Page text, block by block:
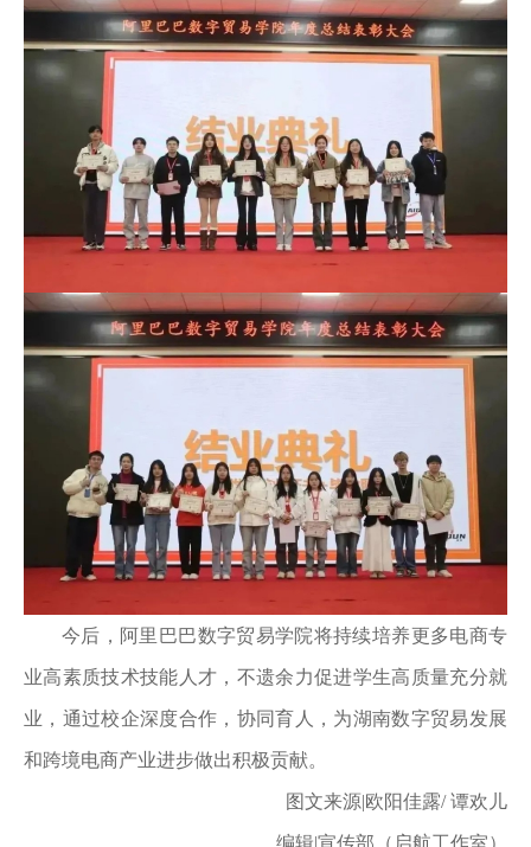
今后，阿里巴巴数字贸易学院将持续培养更多电商专
业高素质技术技能人才，不遗余力促进学生高质量充分就
业，通过校企深度合作，协同育人，为湖南数字贸易发展
和跨境电商产业进步做出积极贡献。
图文来源|欧阳佳露/ 谭欢儿
编辑|宣传部（启航工作室）